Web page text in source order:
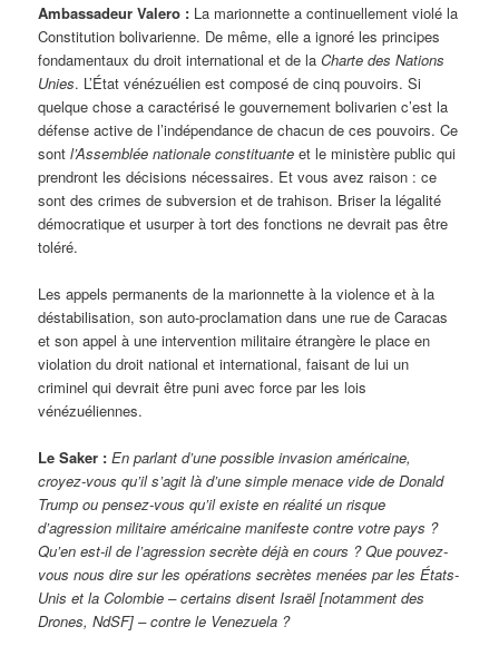
Ambassadeur Valero : La marionnette a continuellement violé la
Constitution bolivarienne. De même, elle a ignoré les principes
fondamentaux du droit international et de laCharte des Nations
Unies. L’État vénézuélien est composé de cinq pouvoirs. Si
quelque chose a caractérisé le gouvernement bolivarien c’est la
défense active de l’indépendance de chacun de ces pouvoirs. Ce
sontl’Assemblée nationale constituante et le ministère public qui
prendront les décisions nécessaires. Et vous avez raison : ce
sont des crimes de subversion et de trahison. Briser la légalité
démocratique et usurper à tort des fonctions ne devrait pas être
toléré.
Les appels permanents de la marionnette à la violence et à la
déstabilisation, son auto-proclamation dans une rue de Caracas
et son appel à une intervention militaire étrangère le place en
violation du droit national et international, faisant de lui un
criminel qui devrait être puni avec force par les lois
vénézuéliennes.
Le Saker : En parlant d’une possible invasion américaine,
croyez-vous qu’il s’agit là d’une simple menace vide de Donald
Trump ou pensez-vous qu’il existe en réalité un risque
d’agression militaire américaine manifeste contre votre pays ?
Qu’en est-il de l’agression secrète déjà en cours ? Que pouvez-
vous nous dire sur les opérations secrètes menées par les États-
Unis et la Colombie – certains disent Israël [notamment des
Drones, NdSF] – contre le Venezuela ?